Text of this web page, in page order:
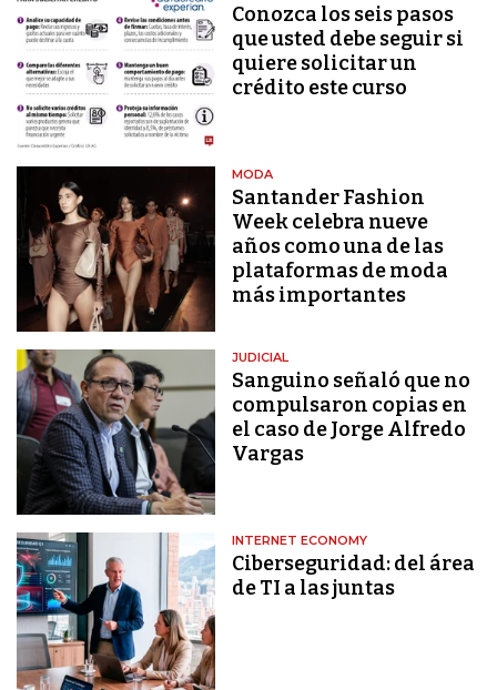
Conozca los seis pasos
que usted debe seguir si
quiere solicitar un
crédito este curso
MODA
Santander Fashion
Week celebra nueve
años como una de las
plataformas de moda
más importantes
JUDICIAL
Sanguino señaló que no
compulsaron copias en
el caso de Jorge Alfredo
Vargas
INTERNET ECONOMY
Ciberseguridad: del área
de TI a las juntas